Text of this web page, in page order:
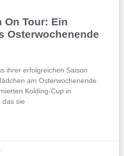
On Tour: Ein
Osterwochenende
ihrer erfolgreichen Saison
am Osterwochenende
Kolding-Cup in
das sie